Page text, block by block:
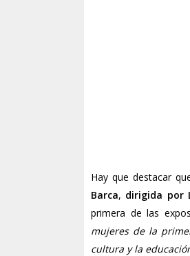
Hay que destacar
Barca, dirigida por
primera de las
mujeres de la
cultura y la